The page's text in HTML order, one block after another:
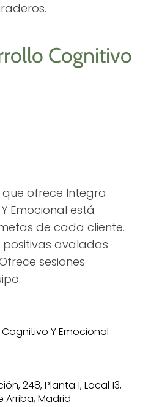
Cognitivo
ofrece Integra
Emocional está
de cada cliente.
avaladas
sesiones
Y Emocional
248, Planta 1, Local 13,
Arriba, Madrid